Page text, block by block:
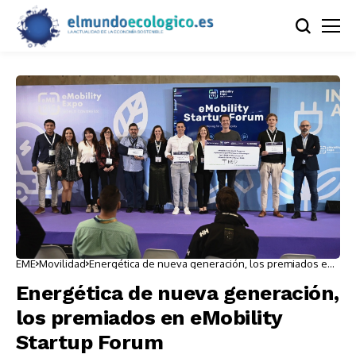
EME Movilidad Energética de nueva generación, los premiados en
Energética de nueva generación,
los premiados en eMobility
Startup Forum